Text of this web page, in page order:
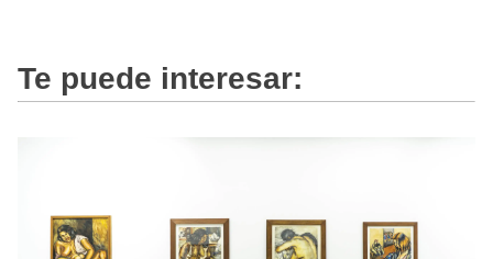
Te puede interesar: